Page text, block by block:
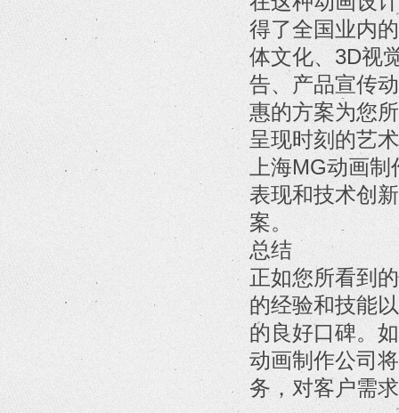
得了全国业内
体文化、3D视
告、产品宣传
惠的方案为您
呈现时刻的艺术
上海MG动画
表现和技术创
案。
总结
正如您所看到
的经验和技能
的良好口碑。
动画制作公司
务，对客户需